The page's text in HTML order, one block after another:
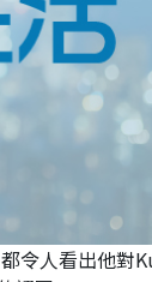
令人看出他